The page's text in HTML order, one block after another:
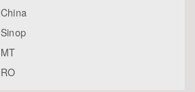
China
Sinop
MT
RO